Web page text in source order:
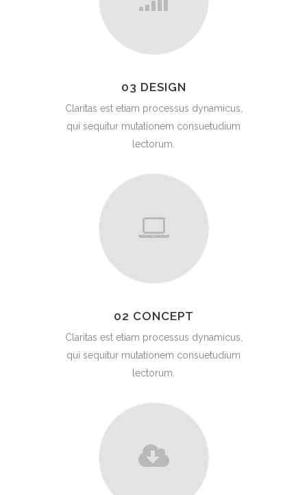
03 DESIGN
Claritas est etiam processus dynamicus,
qui sequitur mutationem consuetudium
lectorum.
02 CONCEPT
Claritas est etiam processus dynamicus,
qui sequitur mutationem consuetudium
lectorum.